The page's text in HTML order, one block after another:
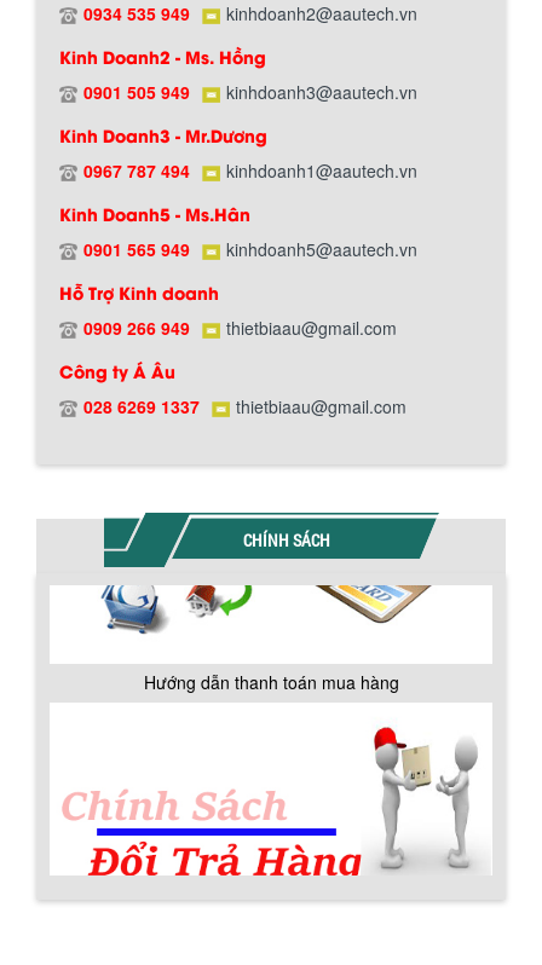
0934 535 949 kinhdoanh2@aautech.vn
Kinh Doanh2 - Ms. Hồng
0901 505 949 kinhdoanh3@aautech.vn
Kinh Doanh3 - Mr.Dương
0967 787 494 kinhdoanh1@aautech.vn
Kinh Doanh5 - Ms.Hân
0901 565 949 kinhdoanh5@aautech.vn
Hỗ Trợ Kinh doanh
0909 266 949 thietbiaau@gmail.com
Công ty Á Âu
028 6269 1337 thietbiaau@gmail.com
CHÍNH SÁCH
Hướng dẫn thanh toán mua hàng
tạo gồm 2 lớp inox và được dùng để
làm giảm nhiệt độ của nguyên...
Máy trộn bột khô 500kg được thiết kế
thân bồn nằm ngang, với cánh trộn bột
Máy trộn bột khô 200kg được gia công
sản xuất tại công ty Á Âu. Máy dùng
trộn các loại bột khô trong các ngành...
VÌ SAO DOANH NGHIỆP NÊN CHỌN MÁY
NGHIỀN MÀU SƠN Á ÂU?
Khám phá lý do doanh nghiệp nên
chọn máy nghiền màu sơn Á Âu: hiệu